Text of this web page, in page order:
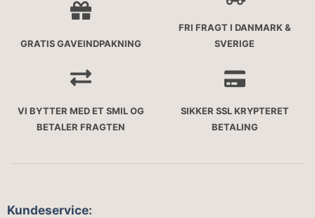
GRATIS GAVEINDPAKNING
FRI FRAGT I DANMARK &
SVERIGE
VI BYTTER MED ET SMIL OG
BETALER FRAGTEN
SIKKER SSL KRYPTERET
BETALING
Kundeservice: